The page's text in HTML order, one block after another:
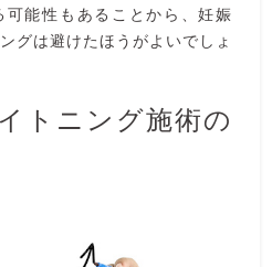
能性もあることから、妊娠
グは避けたほうがよいでしょ
トニング施術の